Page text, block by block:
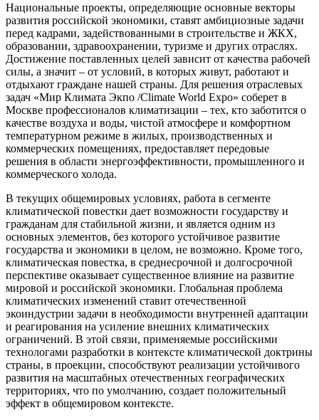
Национальные проекты, определяющие основные векторы
развития российской экономики, ставят амбициозные задачи
перед кадрами, задействованными в строительстве и ЖКХ,
образовании, здравоохранении, туризме и других отраслях.
Достижение поставленных целей зависит от качества рабочей
силы, а значит – от условий, в которых живут, работают и
отдыхают граждане нашей страны. Для решения отраслевых
задач «Мир Климата Экпо /Climate World Expo» соберет в
Москве профессионалов климатизации – тех, кто заботится о
качестве воздуха и воды, чистой атмосфере и комфортном
температурном режиме в жилых, производственных и
коммерческих помещениях, предоставляет передовые
решения в области энергоэффективности, промышленного и
коммерческого холода.
В текущих общемировых условиях, работа в сегменте
климатической повестки дает возможности государству и
гражданам для стабильной жизни, и является одним из
основных элементов, без которого устойчивое развитие
государства и экономики в целом, не возможно. Кроме того,
климатическая повестка, в среднесрочной и долгосрочной
перспективе оказывает существенное влияние на развитие
мировой и российской экономики. Глобальная проблема
климатических изменений ставит отечественной
экоиндустрии задачи в необходимости внутренней адаптации
и реагирования на усиление внешних климатических
ограничений. В этой связи, применяемые российскими
технологами разработки в контексте климатической доктрины
страны, в проекции, способствуют реализации устойчивого
развития на масштабных отечественных географических
территориях, что по умолчанию, создает положительный
эффект в общемировом контексте.